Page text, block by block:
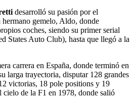
desarrolló su pasión por el
gemelo, Aldo, donde
coches, siendo su primer serial
States Auto Club), hasta que llegó a la
carrera en España, donde terminó en
larga trayectoria, disputar 128 grandes
victorias, 18 pole positions y 19
cielo de la F1 en 1978, donde salió